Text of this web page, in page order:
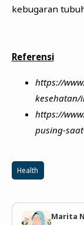
kebugaran
Referensi
https://
kesehatan/
https://
pusing-
Health
Marita